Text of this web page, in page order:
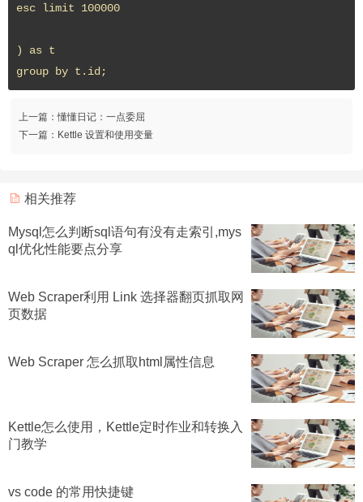
esc limit 100000
) as t
group by t.id;
上一篇： 懂懂日记：一点委屈
下一篇： Kettle 设置和使用变量
相关推荐
Mysql怎么判断sql语句有没有走索引,mys
ql优化性能要点分享
Web Scraper利用 Link 选择器翻页抓取网
页数据
Web Scraper 怎么抓取html属性信息
Kettle怎么使用，Kettle定时作业和转换入
门教学
vs code 的常用快捷键